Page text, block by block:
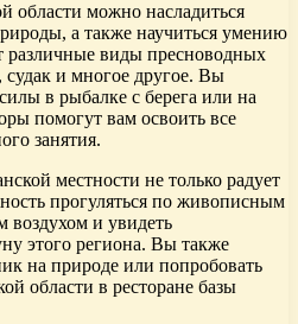
области можно насладиться
а также научиться умению
различные виды пресноводных
и многое другое. Вы
в рыбалке с берега или на
помогут вам освоить все
занятия.
местности не только радует
прогуляться по живописным
воздухом и увидеть
этого региона. Вы также
на природе или попробовать
области в ресторане базы